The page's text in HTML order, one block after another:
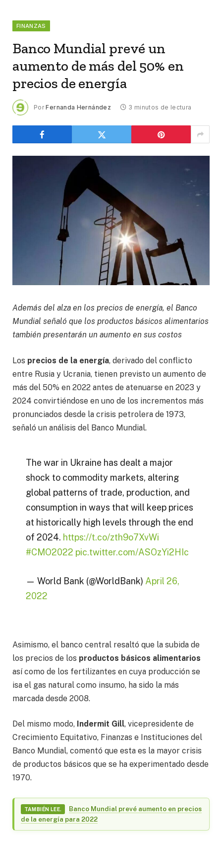
FINANZAS
Banco Mundial prevé un
aumento de más del 50% en
precios de energía
Por Fernanda Hernández 3 minutos de lectura
Además del alza en los precios de energía, el Banco
Mundial señaló que los productos básicos alimentarios
también presentarán un aumento en sus costos
Los precios de la energía, derivado del conflicto
entre Rusia y Ucrania, tienen previsto un aumento de
más del 50% en 2022 antes de atenuarse en 2023 y
2024 convirtiéndose en uno de los incrementos más
pronunciados desde la crisis petrolera de 1973,
señaló un análisis del Banco Mundial.
The war in Ukraine has dealt a major
shock to commodity markets, altering
global patterns of trade, production, and
consumption in ways that will keep prices
at historically high levels through the end
of 2024. https://t.co/zth9o7XvWi
#CMO2022 pic.twitter.com/ASOzYi2HIc
— World Bank (@WorldBank) April 26,
2022
Asimismo, el banco central resaltó que la subida de
los precios de los productos básicos alimentarios
así como de los fertilizantes en cuya producción se
isa el gas natural como insumo, ha sido la más
marcada desde 2008.
Del mismo modo, Indermit Gill, vicepresidente de
Crecimiento Equitativo, Finanzas e Instituciones del
Banco Mundial, comentó que esta es la mayor crisis
de productos básicos que se ha experimentado desde
1970.
TAMBIÉN LEE.
Banco Mundial prevé aumento en precios
de la energía para 2022